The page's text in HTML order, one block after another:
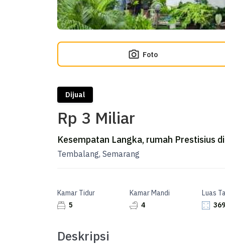
Foto
Dijual
Rp 3 Miliar
Kesempatan Langka, rumah Prestisius
Tembalang, Semarang
Kamar Tidur
5
Kamar Mandi
4
Luas
Deskripsi